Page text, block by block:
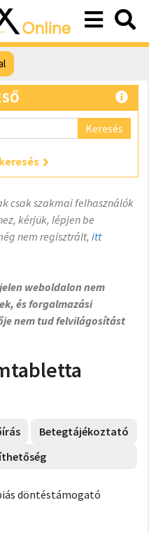
Keresés
csak szakmai felhasználók
kérjük, lépjen be
nem regisztrált, itt
weboldalon nem
és forgalmazási
nem tud felvilágosítást
Betegtájékoztató
döntéstámogató